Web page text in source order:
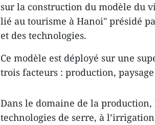
sur la construction du modèle du
lié au tourisme à Hanoi" présidé
et des technologies.
Ce modèle est déployé sur une
trois facteurs : production,
Dans le domaine de la
technologies de serre, à